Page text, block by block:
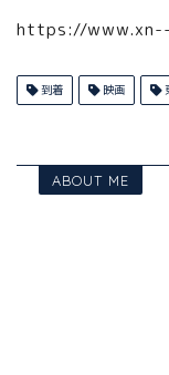
https://
到着 映画
ABOUT ME